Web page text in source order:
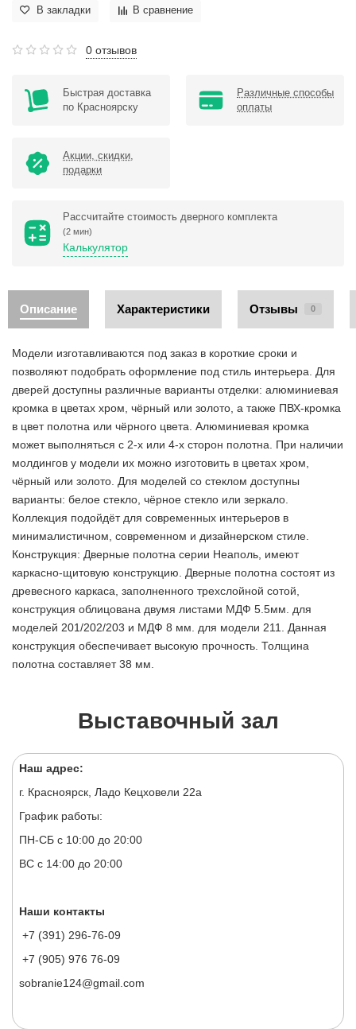
В закладки В сравнение
0 отзывов
Быстрая доставка
по Красноярску
Различные способы
оплаты
Акции, скидки,
подарки
Рассчитайте стоимость дверного комплекта
(2 мин)
Калькулятор
Описание Характеристики Отзывы 0
Модели изготавливаются под заказ в короткие сроки и
позволяют подобрать оформление под стиль интерьера. Для
дверей доступны различные варианты отделки: алюминиевая
кромка в цветах хром, чёрный или золото, а также ПВХ-кромка
в цвет полотна или чёрного цвета. Алюминиевая кромка
может выполняться с 2-х или 4-х сторон полотна. При наличии
молдингов у модели их можно изготовить в цветах хром,
чёрный или золото. Для моделей со стеклом доступны
варианты: белое стекло, чёрное стекло или зеркало.
Коллекция подойдёт для современных интерьеров в
минималистичном, современном и дизайнерском стиле.
Конструкция: Дверные полотна серии Неаполь, имеют
каркасно-щитовую конструкцию. Дверные полотна состоят из
древесного каркаса, заполненного трехслойной сотой,
конструкция облицована двумя листами МДФ 5.5мм. для
моделей 201/202/203 и МДФ 8 мм. для модели 211. Данная
конструкция обеспечивает высокую прочность. Толщина
полотна составляет 38 мм.
Выставочный зал
Наш адрес:
г. Красноярск, Ладо Кецховели 22а
График работы:
ПН-СБ с 10:00 до 20:00
ВС с 14:00 до 20:00
Наши контакты
+7 (391) 296-76-09
+7 (905) 976 76-09
sobranie124@gmail.com